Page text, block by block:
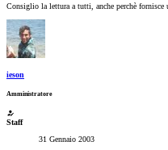
Consiglio la lettura a tutti, anche perchè fornisce
ieson
Amministratore
Staff
31 Gennaio 2003